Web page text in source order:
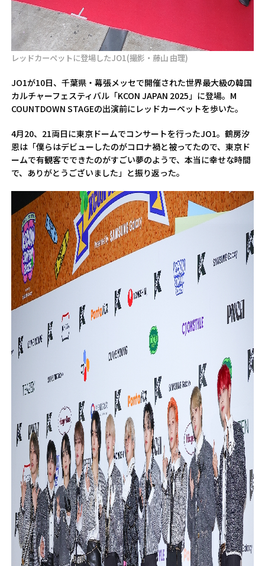
レッドカーペットに登場したJO1(撮影・藤山 由理)
JO1が10日、千葉県・幕張メッセで開催された世界最大級の韓国
カルチャーフェスティバル「KCON JAPAN 2025」に登場。M
COUNTDOWN STAGEの出演前にレッドカーペットを歩いた。
4月20、21両日に東京ドームでコンサートを行ったJO1。鶴房汐
恩は「僕らはデビューしたのがコロナ禍と被ってたので、東京ド
ームで有観客でできたのがすごい夢のようで、本当に幸せな時間
で、ありがとうございました」と振り返った。